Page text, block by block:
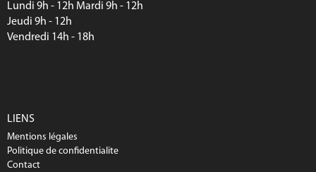
Lundi 9h - 12h Mardi 9h - 12h
Jeudi 9h - 12h
Vendredi 14h - 18h
LIENS
Mentions légales
Politique de confidentialite
Contact